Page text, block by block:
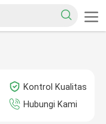
Kontrol Kualitas
Hubungi Kami